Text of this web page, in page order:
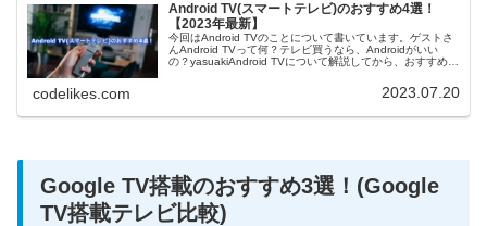
Android TV(スマートテレビ)のおすすめ4選！
【2023年最新】
今回はAndroid TVのことについて書いています。ゲストさ
んAndroid TVって何？テレビ買うなら、Androidがいい
の？yasuakiAndroid TVについて解説してから、おすすめの
codelikes.com 2023.07.20
Google TV搭載のおすすめ3選！(Google
TV搭載テレビ比較)